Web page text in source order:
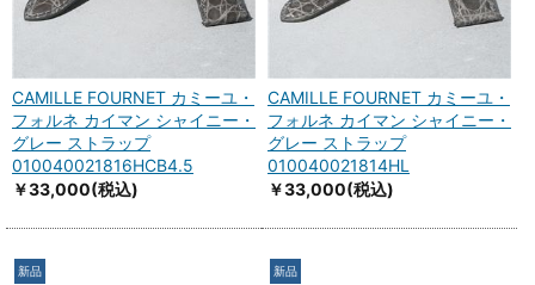
CAMILLE FOURNET カミーユ・
フォルネ カイマン シャイニー・
グレー ストラップ
010040021816HCB4.5
￥33,000(税込)
CAMILLE FOURNET カミーユ・
フォルネ カイマン シャイニー・
グレー ストラップ
010040021814HL
￥33,000(税込)
新品 新品